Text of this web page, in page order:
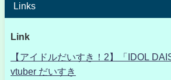
Links
Link
【アイドルだいすき！2】「IDOL
vtuber だいすき